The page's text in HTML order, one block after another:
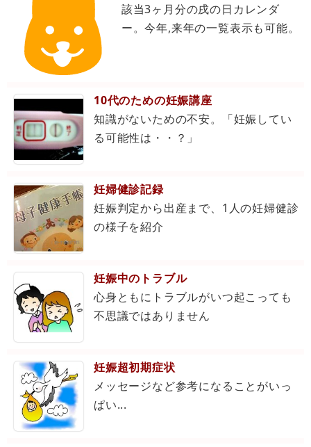
該当3ヶ月分の戌の日カレンダ
ー。今年,来年の一覧表示も可能。
10代のための妊娠講座
知識がないための不安。「妊娠してい
る可能性は・・？」
妊婦健診記録
妊娠判定から出産まで、1人の妊婦健診
の様子を紹介
妊娠中のトラブル
心身ともにトラブルがいつ起こっても
不思議ではありません
妊娠超初期症状
メッセージなど参考になることがいっ
ぱい...